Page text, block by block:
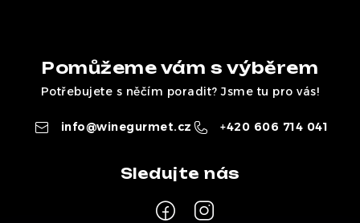
Pomůžeme vám s výběrem
Potřebujete s něčím poradit? Jsme tu pro vás!
info@winegurmet.cz +420 606 714 041